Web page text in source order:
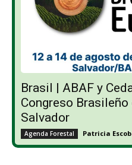
Brasil | ABAF y
Congreso
Salvador
Agenda Forestal Patricia